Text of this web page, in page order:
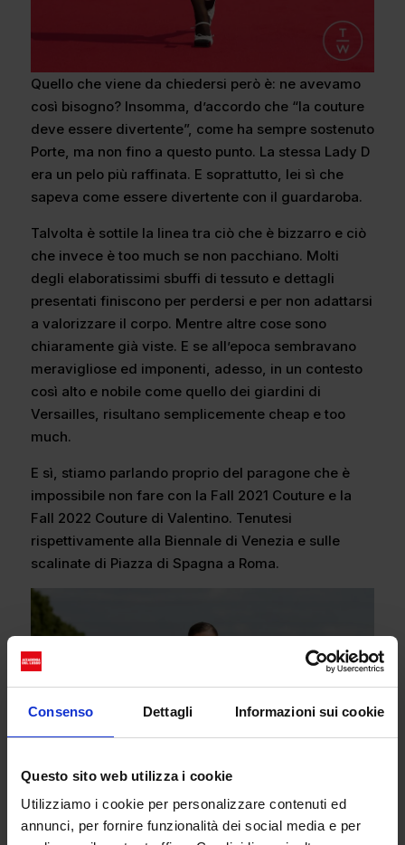
Consenso Dettagli Informazioni sui cookie
Questo sito web utilizza i cookie
Utilizziamo i cookie per personalizzare contenuti ed
annunci, per fornire funzionalità dei social media e per
Quello che viene da chiedersi però è: ne avevamo
così bisogno? Insomma, d’accordo che “la couture
deve essere divertente”, come ha sempre sostenuto
Porte, ma non fino a questo punto. La stessa Lady D
era un pelo più raffinata. E soprattutto, lei sì che
sapeva come essere divertente con il guardaroba.
Talvolta è sottile la linea tra ciò che è bizzarro e ciò
che invece è too much se non pacchiano. Molti
degli elaboratissimi sbuffi di tessuto e dettagli
presentati finiscono per perdersi e per non adattarsi
a valorizzare il corpo. Mentre altre cose sono
chiaramente già viste. E se all’epoca sembravano
meravigliose ed imponenti, adesso, in un contesto
così alto e nobile come quello dei giardini di
Versailles, risultano semplicemente cheap e too
much.
E sì, stiamo parlando proprio del paragone che è
impossibile non fare con la Fall 2021 Couture e la
Fall 2022 Couture di Valentino. Tenutesi
rispettivamente alla Biennale di Venezia e sulle
scalinate di Piazza di Spagna a Roma.